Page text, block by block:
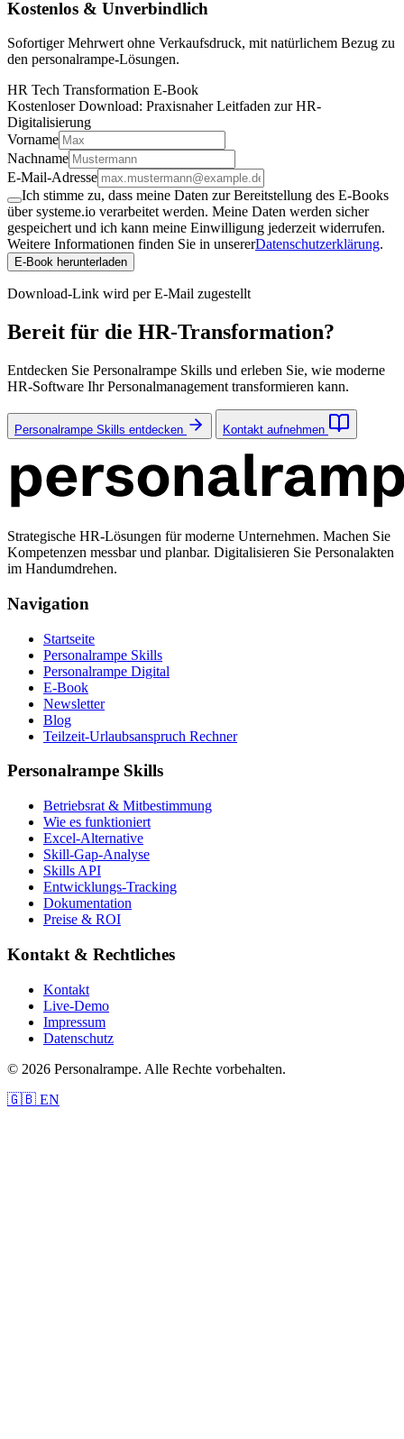
Kostenlos & Unverbindlich
Sofortiger Mehrwert ohne Verkaufsdruck, mit natürlichem Bezug zu
den personalrampe-Lösungen.
HR Tech Transformation E-Book
Kostenloser Download: Praxisnaher Leitfaden zur HR-
Digitalisierung
Vorname
Nachname
E-Mail-Adresse
Ich stimme zu, dass meine Daten zur Bereitstellung des E-Books
über systeme.io verarbeitet werden. Meine Daten werden sicher
gespeichert und ich kann meine Einwilligung jederzeit widerrufen.
Weitere Informationen finden Sie in unsererDatenschutzerklärung.
E-Book herunterladen
Download-Link wird per E-Mail zugestellt
Bereit für die HR-Transformation?
Entdecken Sie Personalrampe Skills und erleben Sie, wie moderne
HR-Software Ihr Personalmanagement transformieren kann.
Personalrampe Skills entdecken Kontakt aufnehmen
Strategische HR-Lösungen für moderne Unternehmen. Machen Sie
Kompetenzen messbar und planbar. Digitalisieren Sie Personalakten
im Handumdrehen.
Navigation
Startseite
Personalrampe Skills
Personalrampe Digital
E-Book
Newsletter
Blog
Teilzeit-Urlaubsanspruch Rechner
Personalrampe Skills
Betriebsrat & Mitbestimmung
Wie es funktioniert
Excel-Alternative
Skill-Gap-Analyse
Skills API
Entwicklungs-Tracking
Dokumentation
Preise & ROI
Kontakt & Rechtliches
Kontakt
Live-Demo
Impressum
Datenschutz
© 2026 Personalrampe. Alle Rechte vorbehalten.
🇬🇧 EN